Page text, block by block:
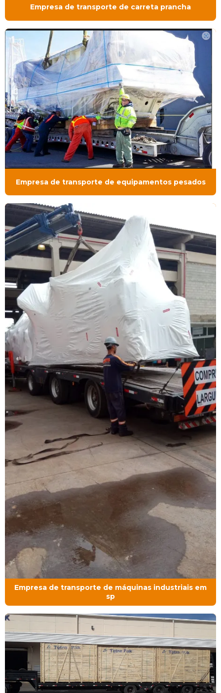
Empresa de transporte de carreta prancha
Empresa de transporte de equipamentos pesados
Empresa de transporte de máquinas industriais em
sp